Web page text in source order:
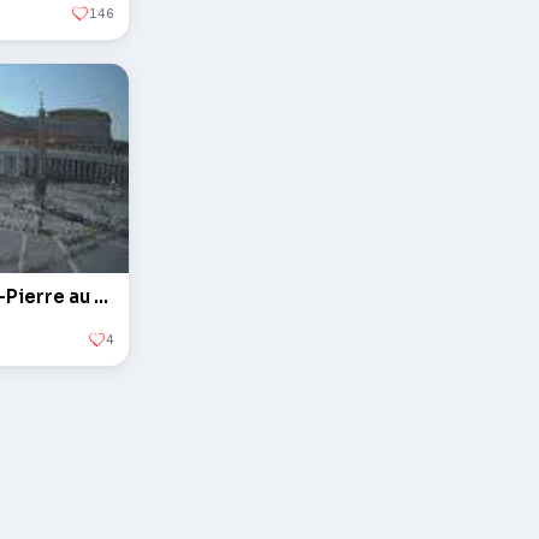
146
L'obélisque sur la Place Saint-Pierre au Vatican
4